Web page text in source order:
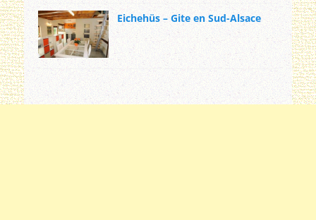
Eichehüs – Gite en Sud-Alsace